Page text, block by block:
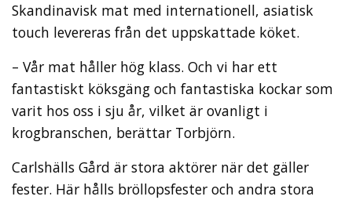
Skandinavisk mat med internationell, asiatisk
touch levereras från det uppskattade köket.
– Vår mat håller hög klass. Och vi har ett
fantastiskt köksgäng och fantastiska kockar som
varit hos oss i sju år, vilket är ovanligt i
krogbranschen, berättar Torbjörn.
Carlshälls Gård är stora aktörer när det gäller
fester. Här hålls bröllopsfester och andra stora